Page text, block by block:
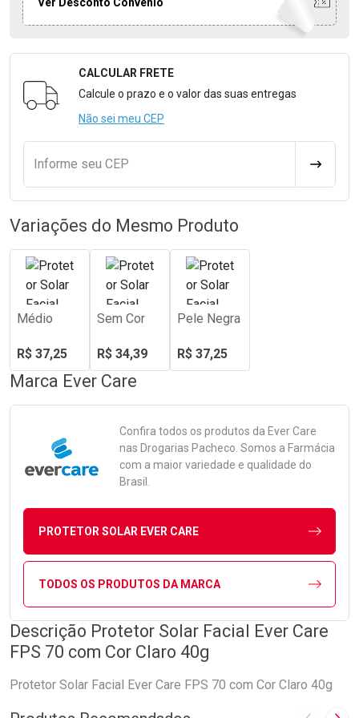
Formulário para Calcular o Frete
CALCULAR FRETE
Calcule o prazo e o valor das suas entregas
Não sei meu CEP
Informe seu CEP
Variações do Mesmo Produto
Médio
R$ 37,25
Sem Cor
R$ 34,39
Pele Negra
R$ 37,25
Marca Ever Care
Confira todos os produtos da Ever Care
nas Drogarias Pacheco. Somos a Farmácia
com a maior variedade e qualidade do
Brasil.
PROTETOR SOLAR EVER CARE
TODOS OS PRODUTOS DA MARCA
Descrição Protetor Solar Facial Ever Care
FPS 70 com Cor Claro 40g
Protetor Solar Facial Ever Care FPS 70 com Cor Claro 40g